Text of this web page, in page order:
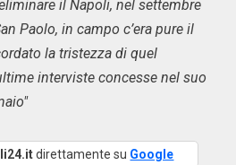
il Napoli, nel settembre
Paolo, in campo c’era pure il
la tristezza di quel
interviste concesse nel suo
direttamente su Google